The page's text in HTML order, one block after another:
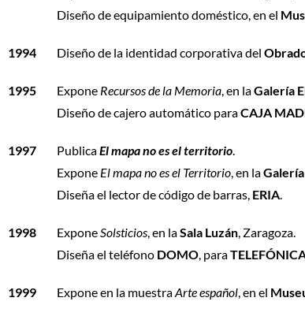
1994
1995
1997
1998
1999
Diseño de equipamiento doméstico, en el
Diseño de la identidad corporativa del
Expone Recursos de la Memoria, en laGalería
Diseño de cajero automático paraCAJA
PublicaEl mapa no es el territorio.
Expone El mapa no es el Territorio, en la
Diseña el lector de código de barras, ERIA.
ExponeSolsticios, en laSala Luzán, Zaragoza.
Diseña el teléfono DOMO, para
Expone en la muestraArte español, en el